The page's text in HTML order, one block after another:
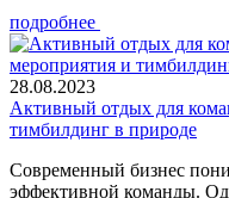
подробнее
28.08.2023
Активный отдых для
тимбилдинг в природе
Современный бизнес
эффективной команды.